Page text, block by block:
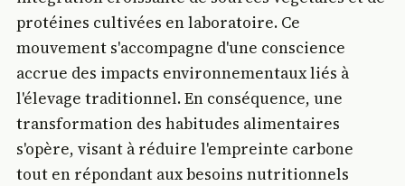
protéines cultivées en laboratoire. Ce
mouvement s'accompagne d'une conscience
accrue des impacts environnementaux liés à
l'élevage traditionnel. En conséquence, une
transformation des habitudes alimentaires
s'opère, visant à réduire l'empreinte carbone
tout en répondant aux besoins nutritionnels